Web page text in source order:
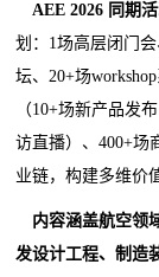
AEE 2026 同期
划：1场高层闭门
坛、20+场
（10+场新产品发
访直播）、400+场
业链，构建多维价
内容涵盖航空领
发设计工程、制造